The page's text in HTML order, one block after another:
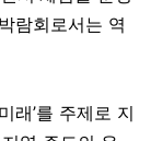
람회로서는 역
래’를 주제로 지